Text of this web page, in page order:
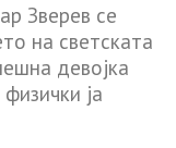
Зверев се
на светската
девојка
ја